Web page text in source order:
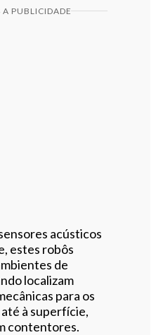
A PUBLICIDADE
acústicos
estes robôs
de
localizam
para os
à superfície,
contentores.